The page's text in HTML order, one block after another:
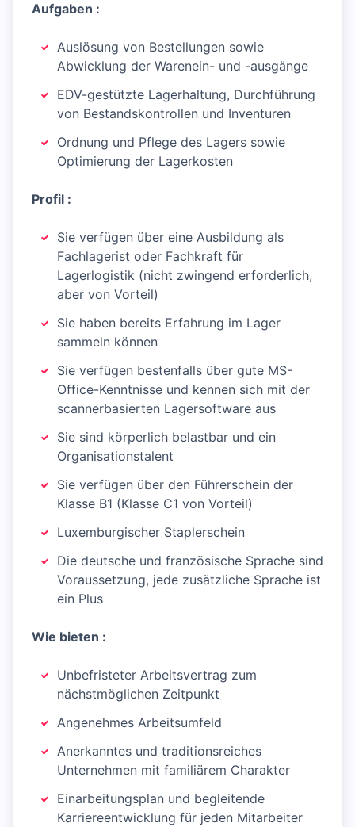
Aufgaben :
Auslösung von Bestellungen sowie
Abwicklung der Warenein- und -ausgänge
EDV-gestützte Lagerhaltung, Durchführung
von Bestandskontrollen und Inventuren
Ordnung und Pflege des Lagers sowie
Optimierung der Lagerkosten
Profil :
Sie verfügen über eine Ausbildung als
Fachlagerist oder Fachkraft für
Lagerlogistik (nicht zwingend erforderlich,
aber von Vorteil)
Sie haben bereits Erfahrung im Lager
sammeln können
Sie verfügen bestenfalls über gute MS-
Office-Kenntnisse und kennen sich mit der
scannerbasierten Lagersoftware aus
Sie sind körperlich belastbar und ein
Organisationstalent
Sie verfügen über den Führerschein der
Klasse B1 (Klasse C1 von Vorteil)
Luxemburgischer Staplerschein
Die deutsche und französische Sprache sind
Voraussetzung, jede zusätzliche Sprache ist
ein Plus
Wie bieten :
Unbefristeter Arbeitsvertrag zum
nächstmöglichen Zeitpunkt
Angenehmes Arbeitsumfeld
Anerkanntes und traditionsreiches
Unternehmen mit familiärem Charakter
Einarbeitungsplan und begleitende
Karriereentwicklung für jeden Mitarbeiter